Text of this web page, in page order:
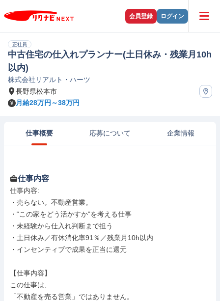
会員登録 ログイン
正社員
中古住宅の仕入れプランナー(土日休み・残業月10h
以内)
株式会社リアルト・ハーツ
長野県松本市
月給28万円～38万円
仕事概要 応募について 企業情報
仕事内容
仕事内容:
・売らない。不動産営業。
・“この家をどう活かすか”を考える仕事
・未経験から仕入れ判断まで担う
・土日休み／有休消化率91％／残業月10h以内
・インセンティブで成果を正当に還元
【仕事内容】
この仕事は、
「不動産を売る営業」ではありません。